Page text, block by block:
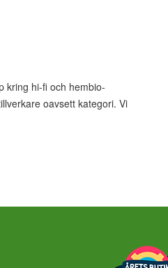
kring hi-fi och hembio-
oavsett kategori. Vi